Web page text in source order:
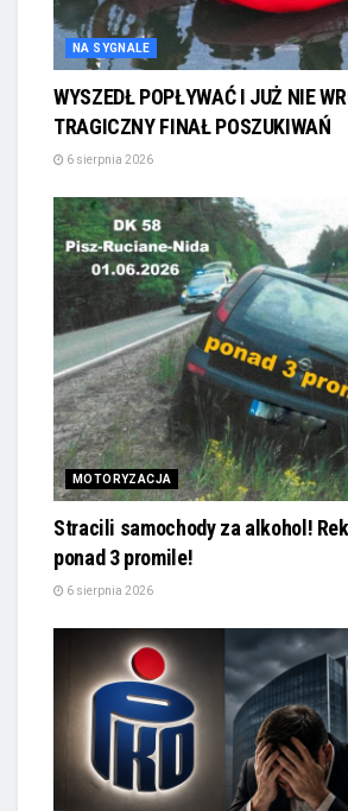
NA SYGNALE
WYSZEDŁ POPŁYWAĆ I JUŻ NIE
TRAGICZNY FINAŁ POSZUKIWAŃ
6 sierpnia 2026
MOTORYZACJA
Stracili samochody za alkohol!
ponad 3 promile!
6 sierpnia 2026